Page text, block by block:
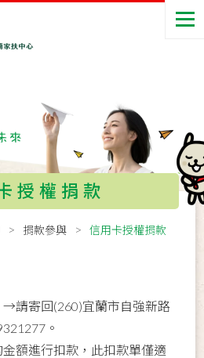
授權捐款
捐款參與 信用卡授權捐款
→請寄回(260)宜蘭市自強新路
。
額進行扣款，此扣款單僅適